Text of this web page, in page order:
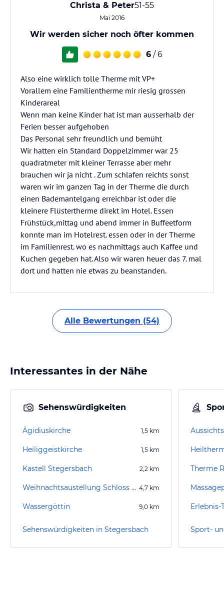
Christa & Peter51-55
Mai 2016
Wir werden sicher noch öfter kommen
6 / 6
Also eine wirklich tolle Therme mit VP+
Vorallem eine Familientherme mir riesig grossen
Kinderareal
Wenn man keine Kinder hat ist man ausserhalb der
Ferien besser aufgehoben
Das Personal sehr freundlich und bemüht
Wir hatten ein Standard Doppelzimmer war 25
quadratmeter mit kleiner Terrasse aber mehr
brauchen wir ja nicht . Zum schlafen reichts sonst
waren wir im ganzen Tag in der Therme die durch
einen Bademantelgang erreichbar ist oder die
kleinere Flüstertherme direkt im Hotel. Essen
Frühstück,mittag und abend immer in Buffeetform
konnte man im Hotelrest. essen oder in der Therme
im Familienrest. wo es nachmittags auch Kaffee und
Kuchen gegeben hat. Also wir waren heuer das 7. mal
dort und hatten nie etwas zu beanstanden.
Alle Bewertungen (54)
Interessantes in der Nähe
Sehenswürdigkeiten
Ägidiuskirche 1,5 km
Heiliggeistkirche 1,5 km
Kastell Stegersbach 2,2 km
Weihnachtsaustellung Schloss Burgau 4,7 km
Wassergöttin 9,0 km
Sehenswürdigkeiten in Stegersbach
Therme